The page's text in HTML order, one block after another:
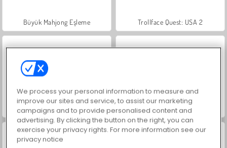
Büyük Mahjong Eşleme Trollface Quest: USA 2
Moda Prensesleri Masha and the Bear: Meadows
We process your personal information to measure and
improve our sites and service, to assist our marketing
campaigns and to provide personalised content and
advertising. By clicking the button on the right, you can
exercise your privacy rights. For more information see our
privacy notice